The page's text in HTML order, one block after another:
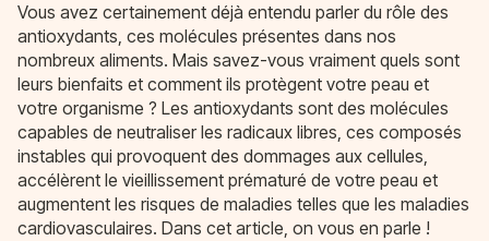
Vous avez certainement déjà entendu parler du rôle des
antioxydants, ces molécules présentes dans nos
nombreux aliments. Mais savez-vous vraiment quels sont
leurs bienfaits et comment ils protègent votre peau et
votre organisme ? Les antioxydants sont des molécules
capables de neutraliser les radicaux libres, ces composés
instables qui provoquent des dommages aux cellules,
accélèrent le vieillissement prématuré de votre peau et
augmentent les risques de maladies telles que les maladies
cardiovasculaires. Dans cet article, on vous en parle !